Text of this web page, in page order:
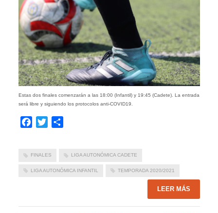
Estas dos finales comenzarán a las 18:00 (Infantil) y 19:45 (Cadete). La entrada
será libre y siguiendo los protocolos anti-COVID19.
Facebook
Twitter
FINALES LIGA AUTONÓMICA CADETE
LIGA AUTONÓMICA INFANTIL TEMPORADA 2020/2021
LEER MÁS